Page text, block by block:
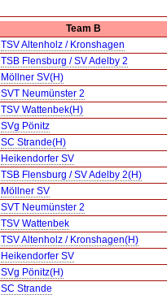
Team B
TSV Altenholz / Kronshagen
TSB Flensburg / SV Adelby 2
Möllner SV(H)
SVT Neumünster 2
TSV Wattenbek(H)
SVg Pönitz
SC Strande(H)
Heikendorfer SV
TSB Flensburg / SV Adelby 2(H)
Möllner SV
SVT Neumünster 2
TSV Wattenbek
TSV Altenholz / Kronshagen(H)
Heikendorfer SV
SVg Pönitz(H)
SC Strande